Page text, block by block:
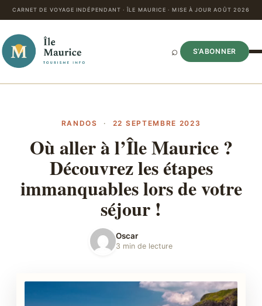
CARNET DE VOYAGE INDÉPENDANT · ÎLE MAURICE · MISE À JOUR AOÛT 2026
⌕ S’ABONNER
RANDOS · 22 SEPTEMBRE 2023
Où aller à l’Île Maurice ?
Découvrez les étapes
immanquables lors de votre
séjour !
Oscar
3 min de lecture